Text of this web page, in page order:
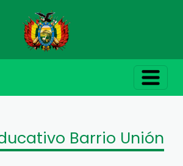
Barrio Unión